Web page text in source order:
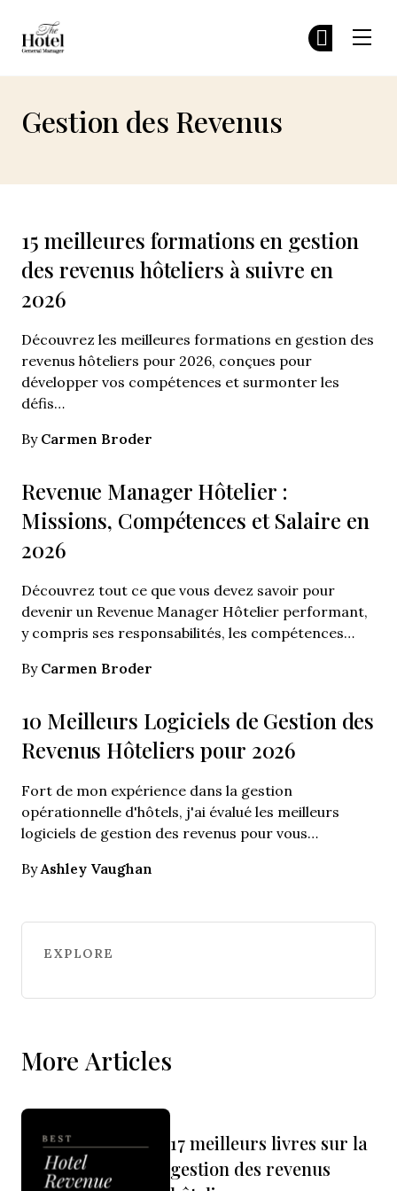
Gestion des Revenus
15 meilleures formations en gestion
des revenus hôteliers à suivre en
2026
Découvrez les meilleures formations en gestion des
revenus hôteliers pour 2026, conçues pour
développer vos compétences et surmonter les
défis…
By Carmen Broder
Revenue Manager Hôtelier :
Missions, Compétences et Salaire en
2026
Découvrez tout ce que vous devez savoir pour
devenir un Revenue Manager Hôtelier performant,
y compris ses responsabilités, les compétences…
By Carmen Broder
10 Meilleurs Logiciels de Gestion des
Revenus Hôteliers pour 2026
Fort de mon expérience dans la gestion
opérationnelle d'hôtels, j'ai évalué les meilleurs
logiciels de gestion des revenus pour vous…
ByAshley Vaughan
EXPLORE
More Articles
17 meilleurs livres sur la
gestion des revenus